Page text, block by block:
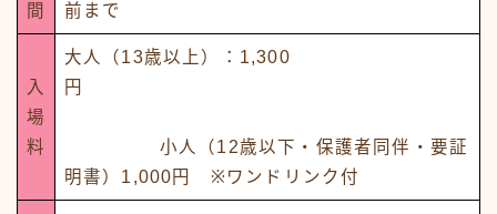
間
前まで
入
場
料
大人（13歳以上）：1,300
円
小人（12歳以下・保護者同伴・要証
明書）1,000円 ※ワンドリンク付